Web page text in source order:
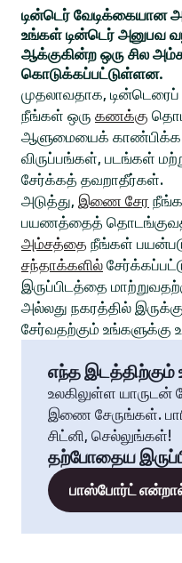
டின்டெர் வேடிக்கையான
உங்கள் டின்டெர் அனுபவ
ஆக்குகின்ற ஒரு சில
கொடுக்கப்பட்டுள்ளன.
முதலாவதாக, டின்டெரைப்
நீங்கள் ஒரு கணக்கு
ஆளுமையைக் காண்பிக்க
விருப்பங்கள், படங்கள்
சேர்க்கத் தவறாதீர்கள்.
அடுத்து, இணை சேர
பயணத்தைத்
அம்சத்தை நீங்கள்
சந்தாக்களில்
இருப்பிடத்தை
அல்லது நகரத்தில்
சேர்வதற்கும் உங்களுக்கு
எந்த இடத்திற்கும்
உலகிலுள்ள யாருடன்
இணை சேருங்கள்.
சிட்னி, செல்லுங்கள்!
தற்போதைய
பாஸ்போர்ட்